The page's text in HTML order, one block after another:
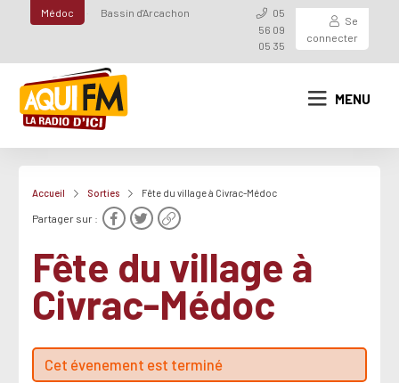
Médoc Bassin d'Arcachon
05
56 09
05 35
Se
connecter
MENU
Accueil Sorties Fête du village à Civrac-Médoc
Partager sur :
Fête du village à
Civrac-Médoc
Cet évenement est terminé